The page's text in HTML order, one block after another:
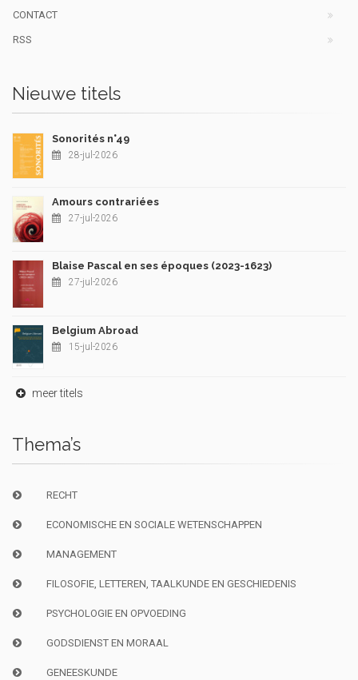
CONTACT
RSS
Nieuwe titels
Sonorités n°49
28-jul-2026
Amours contrariées
27-jul-2026
Blaise Pascal en ses époques (2023-1623)
27-jul-2026
Belgium Abroad
15-jul-2026
meer titels
Thema’s
RECHT
ECONOMISCHE EN SOCIALE WETENSCHAPPEN
MANAGEMENT
FILOSOFIE, LETTEREN, TAALKUNDE EN GESCHIEDENIS
PSYCHOLOGIE EN OPVOEDING
GODSDIENST EN MORAAL
GENEESKUNDE